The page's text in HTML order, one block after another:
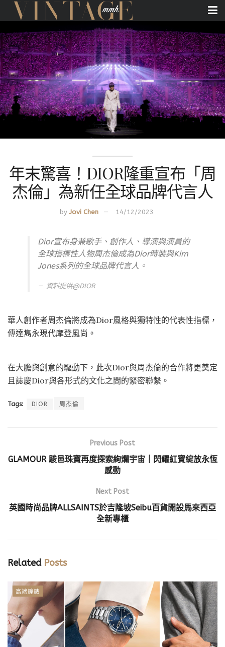
年末驚喜！DIOR隆重宣布「周
杰倫」為新任全球品牌代言人
by Jovi Chen 14/12/2023
Dior宣布身兼歌手、創作人、導演與演員的
全球指標性人物周杰倫成為Dior時裝與Kim
Jones系列的全球品牌代言人。
資料提供@DIOR
華人創作者周杰倫將成為Dior風格與獨特性的代表性指標，
傳達雋永現代摩登風尚。
在大膽與創意的驅動下，此次Dior與周杰倫的合作將更奠定
且誌慶Dior與各形式的文化之間的緊密聯繫。
Tags: DIOR 周杰倫
Previous Post
GLAMOUR 駿邑珠寶再度探索絢爛宇宙｜閃耀紅寶綻放永恆
感動
Next Post
英國時尚品牌ALLSAINTS於吉隆坡Seibu百貨開設馬來西亞
全新專櫃
RelatedPosts
高端鐘錶